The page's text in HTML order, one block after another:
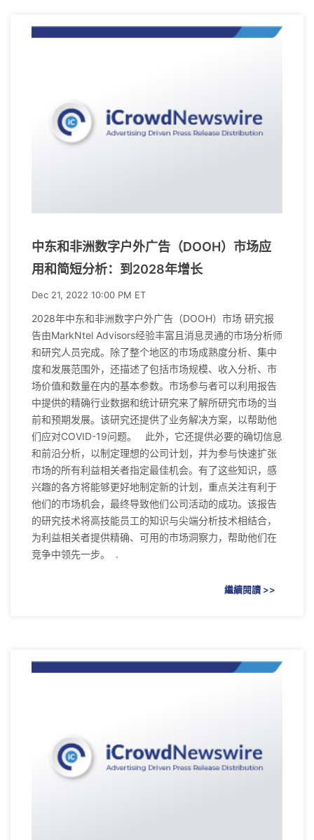
中东和非洲数字户外广告（DOOH）市场应
用和简短分析：到2028年增长
Dec 21, 2022 10:00 PM ET
2028年中东和非洲数字户外广告（DOOH）市场 研究报
告由MarkNtel Advisors经验丰富且消息灵通的市场分析师
和研究人员完成。除了整个地区的市场成熟度分析、集中
度和发展范围外，还描述了包括市场规模、收入分析、市
场价值和数量在内的基本参数。市场参与者可以利用报告
中提供的精确行业数据和统计研究来了解所研究市场的当
前和预期发展。该研究还提供了业务解决方案，以帮助他
们应对COVID-19问题。 此外，它还提供必要的确切信息
和前沿分析，以制定理想的公司计划，并为参与快速扩张
市场的所有利益相关者指定最佳机会。有了这些知识，感
兴趣的各方将能够更好地制定新的计划，重点关注有利于
他们的市场机会，最终导致他们公司活动的成功。该报告
的研究技术将高技能员工的知识与尖端分析技术相结合，
为利益相关者提供精确、可用的市场洞察力，帮助他们在
竞争中领先一步。 .
繼續閱讀 >>